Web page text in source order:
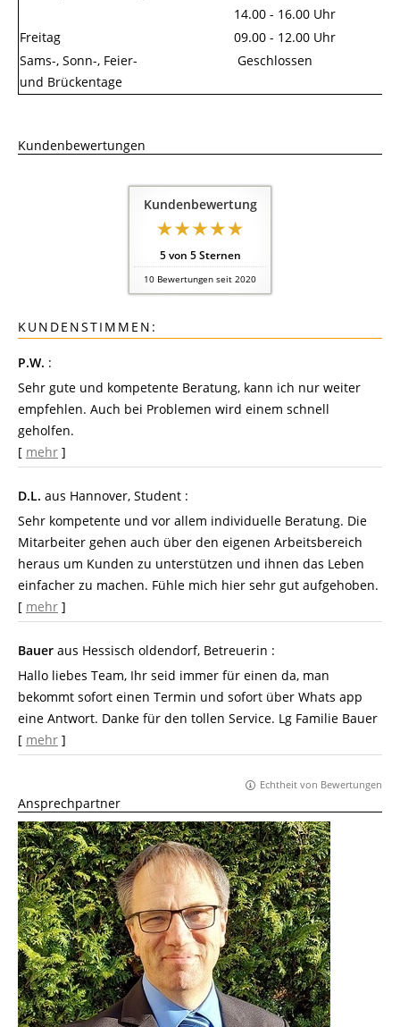
14.00 - 16.00 Uhr
Freitag
09.00 - 12.00 Uhr
Sams-, Sonn-, Feier-
und Brückentage
Geschlossen
Kundenbewertungen
Kundenbewertung
5von 5Sternen
10 Bewertungen seit 2020
KUNDENSTIMMEN:
P.W. :
Sehr gute und kompetente Beratung, kann ich nur weiter
empfehlen. Auch bei Problemen wird einem schnell
geholfen.
[ mehr ]
D.L. aus Hannover, Student :
Sehr kompetente und vor allem individuelle Beratung. Die
Mitarbeiter gehen auch über den eigenen Arbeitsbereich
heraus um Kunden zu unterstützen und ihnen das Leben
einfacher zu machen. Fühle mich hier sehr gut aufgehoben.
[ mehr ]
Bauer aus Hessisch oldendorf, Betreuerin :
Hallo liebes Team, Ihr seid immer für einen da, man
bekommt sofort einen Termin und sofort über Whats app
eine Antwort. Danke für den tollen Service. Lg Familie Bauer
[ mehr ]
Echtheit von Bewertungen
Ansprechpartner